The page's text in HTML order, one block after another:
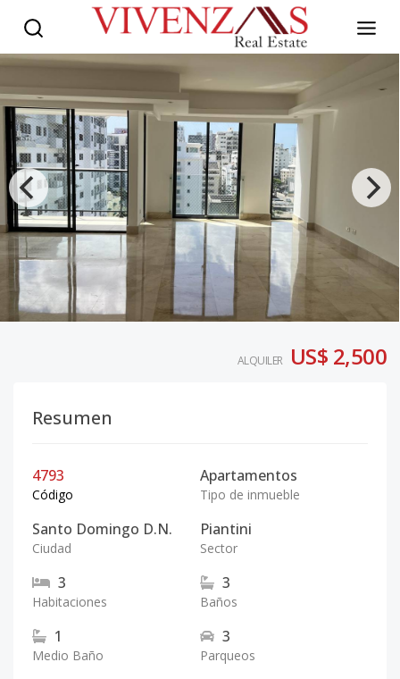
ALQUILER US$ 2,500
Resumen
4793
Código
Apartamentos
Tipo de inmueble
Santo Domingo D.N.
Ciudad
Piantini
Sector
3
Habitaciones
3
Baños
1
Medio Baño
3
Parqueos